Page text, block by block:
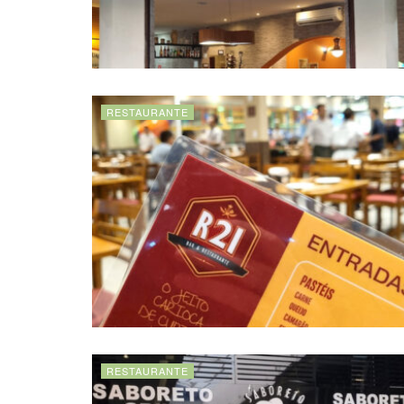
RESTAURANTE
RESTAURANTE